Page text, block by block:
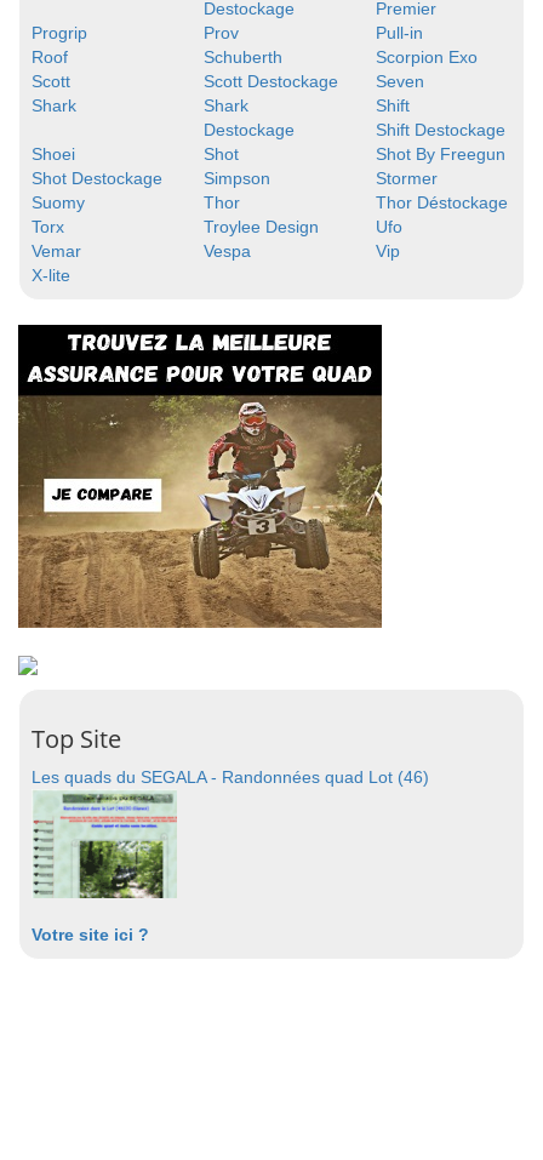
Destockage
Premier
Progrip
Prov
Pull-in
Roof
Schuberth
Scorpion Exo
Scott
Scott Destockage
Seven
Shark
Shark
Destockage
Shift
Shift Destockage
Shoei
Shot
Shot By Freegun
Shot Destockage
Simpson
Stormer
Suomy
Thor
Thor Déstockage
Torx
Troylee Design
Ufo
Vemar
Vespa
Vip
X-lite
Top Site
Les quads du SEGALA - Randonnées quad Lot (46)
Votre site ici ?